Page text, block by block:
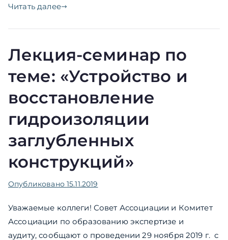
Читать далее
Лекция-семинар по
теме: «Устройство и
восстановление
гидроизоляции
заглубленных
конструкций»
Опубликовано 15.11.2019
Уважаемые коллеги! Совет Ассоциации и Комитет
Ассоциации по образованию экспертизе и
аудиту, cообщают о проведении 29 ноября 2019 г. с